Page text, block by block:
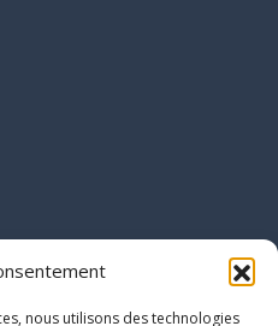
nous utilisons des technologies